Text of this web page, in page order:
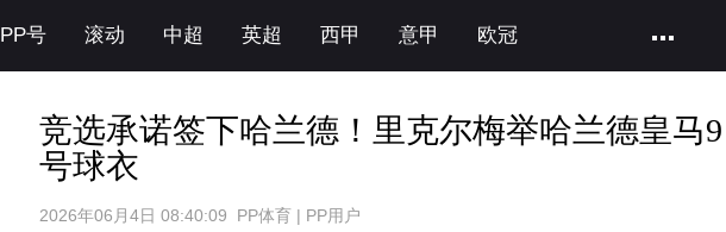
PP号 滚动 中超 英超 西甲 意甲 欧冠
竞选承诺签下哈兰德！里克尔梅举哈兰德皇马9
号球衣
2026年06月4日 08:40:09 PP体育 | PP用户